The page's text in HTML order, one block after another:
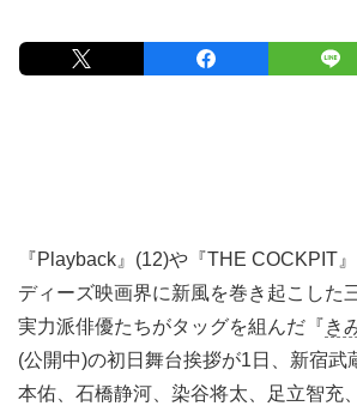
『Playback』(12)や『THE COCKPIT
ディーズ映画界に新風を巻き起こした
実力派俳優たちがタッグを組んだ『き
(公開中)の初日舞台挨拶が1日、新宿武
本佑、石橋静河、染谷将太、足立智充